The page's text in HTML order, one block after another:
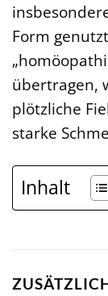
Form
übertragen,
plötzliche
starke
Inhalt